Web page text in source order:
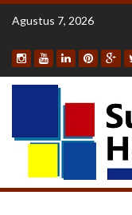
Skip
Agustus 7, 2026